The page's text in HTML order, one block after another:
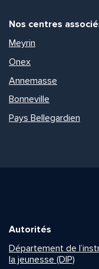
Nos centres
Meyrin
Onex
Annemasse
Bonneville
Pays Bellegardien
Autorités
Département de
la jeunesse (DIP)